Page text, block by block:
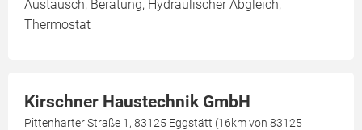
Austausch, Beratung, Hydraulischer Abgleich,
Thermostat
Kirschner Haustechnik GmbH
Pittenharter Straße 1, 83125 Eggstätt (16km von 83125